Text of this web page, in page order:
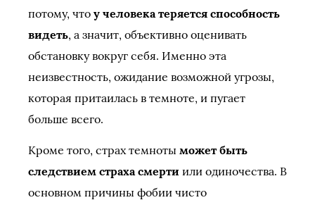
потому, что у человека теряется способность
видеть, а значит, объективно оценивать
обстановку вокруг себя. Именно эта
неизвестность, ожидание возможной угрозы,
которая притаилась в темноте, и пугает
больше всего.
Кроме того, страх темноты может быть
следствием страха смерти или одиночества. В
основном причины фобии чисто